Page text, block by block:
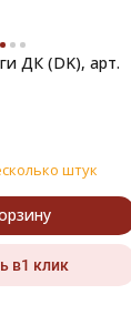
ДК (DK), арт.
штук
в1 клик